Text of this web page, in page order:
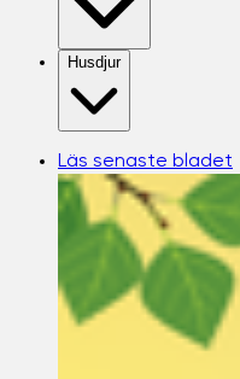
Husdjur
Läs senaste bladet